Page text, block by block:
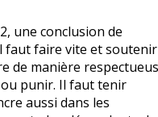
une conclusion de
faut faire vite et soutenir
de manière
punir. Il faut tenir
aussi dans les